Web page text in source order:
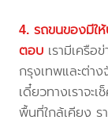
4. รถขนของมีใ
ตอบ เรามีเครื
กรุงเทพและต่า
เดี๋ยวทางเราจะ
พื้นที่ใกล้เคียง ร